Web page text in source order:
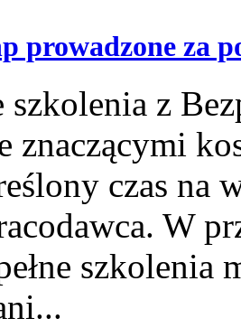
prowadzone za
z
znaczącymi
czas na
W
szkolenia